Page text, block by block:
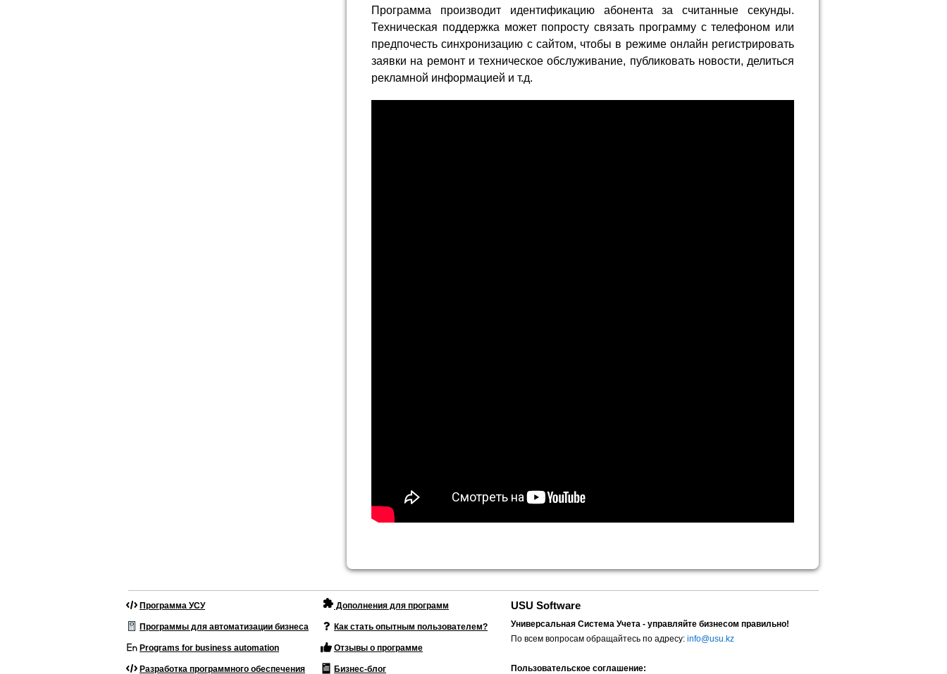
Программа производит идентификацию абонента за считанные секунды.
Техническая поддержка может попросту связать программу с телефоном или
предпочесть синхронизацию с сайтом, чтобы в режиме онлайн регистрировать
заявки на ремонт и техническое обслуживание, публиковать новости, делиться
рекламной информацией и т.д.
Программа УСУ
Программы для автоматизации бизнеса
Programs for business automation
Разработка программного обеспечения
Дополнения для программ
Как стать опытным пользователем?
Отзывы о программе
Бизнес-блог
USU Software
Универсальная Система Учета - управляйте бизнесом правильно!
По всем вопросам обращайтесь по адресу: info@usu.kz
Пользовательское соглашение: